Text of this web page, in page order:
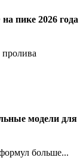
пике 2026 года
пролива
модели для
больше...